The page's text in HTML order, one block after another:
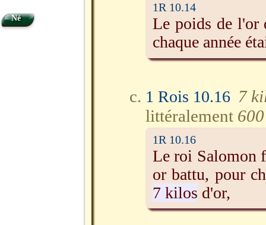
1R 10.14
Le poids de l'or
chaque année
1 Rois 10.16 7
littéralement
1R 10.16
Le roi Salomon
or battu, pour
7 kilos d'or,
Né